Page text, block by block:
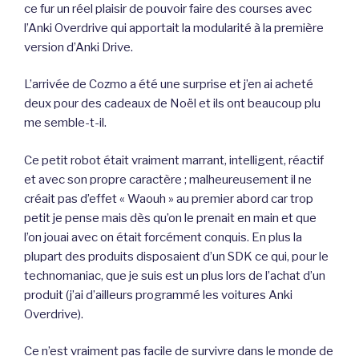
ce fur un réel plaisir de pouvoir faire des courses avec
l’Anki Overdrive qui apportait la modularité à la première
version d’Anki Drive.
L’arrivée de Cozmo a été une surprise et j’en ai acheté
deux pour des cadeaux de Noël et ils ont beaucoup plu
me semble-t-il.
Ce petit robot était vraiment marrant, intelligent, réactif
et avec son propre caractère ; malheureusement il ne
créait pas d’effet « Waouh » au premier abord car trop
petit je pense mais dès qu’on le prenait en main et que
l’on jouai avec on était forcément conquis. En plus la
plupart des produits disposaient d’un SDK ce qui, pour le
technomaniac, que je suis est un plus lors de l’achat d’un
produit (j’ai d’ailleurs programmé les voitures Anki
Overdrive).
Ce n’est vraiment pas facile de survivre dans le monde de